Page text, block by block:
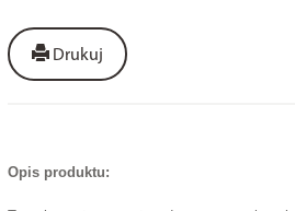
Drukuj
Opis produktu: